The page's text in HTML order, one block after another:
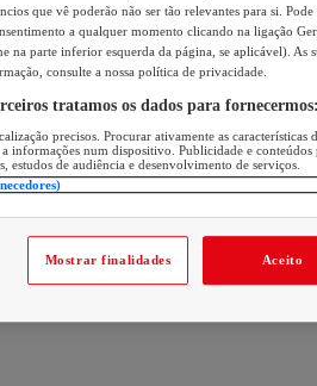
iGaming HubA BOLA SUGEREBarba
que vê poderão não ser tão relevantes para si.
a qualquer momento clicando na ligação
na parte inferior esquerda da página, se aplicável). As
consulte a nossa política de privacidade.
tratamos os dados para
precisos. Procurar ativamente as
informações num dispositivo. Publicidade e conteúdos
estudos de audiência e desenvolvimento de serviços.
Mostrar finalidades Aceito